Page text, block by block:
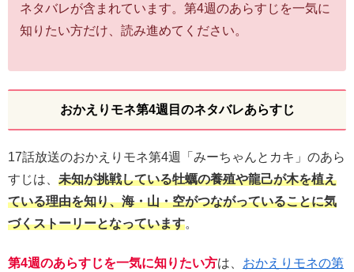
ネタバレが含まれています。第4週のあらすじを一気に
知りたい方だけ、読み進めてください。
おかえりモネ第4週目のネタバレあらすじ
17話放送のおかえりモネ第4週「みーちゃんとカキ」のあら
すじは、 未知が挑戦している牡蠣の養殖や龍己が木を植え
ている理由を知り、海・山・空がつながっていることに気
づくストーリーとなっています。
第4週のあらすじを一気に知りたい方は、 おかえりモネの第